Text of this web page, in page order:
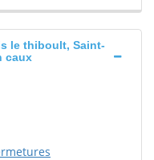
le thiboult, Saint-
caux